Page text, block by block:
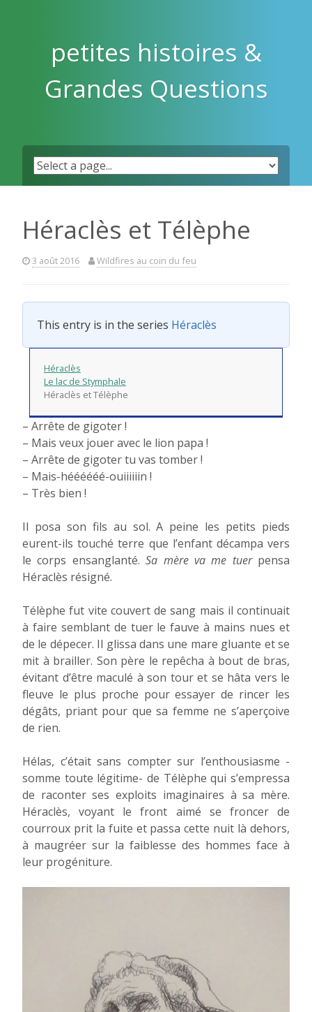
petites histoires &
Grandes Questions
Héraclès et Télèphe
3 août 2016 Wildfires au coin du feu
This entry is in the series Héraclès
Héraclès
Le lac de Stymphale
Héraclès et Télèphe
– Arrête de gigoter !
– Mais veux jouer avec le lion papa !
– Arrête de gigoter tu vas tomber !
– Mais-héééééé-ouiiiiiin !
– Très bien !
Il posa son fils au sol. A peine les petits pieds
eurent-ils touché terre que l’enfant décampa vers
le corps ensanglanté.Sa mère va me tuerpensa
Héraclès résigné.
Télèphe fut vite couvert de sang mais il continuait
à faire semblant de tuer le fauve à mains nues et
de le dépecer. Il glissa dans une mare gluante et se
mit à brailler. Son père le repêcha à bout de bras,
évitant d’être maculé à son tour et se hâta vers le
fleuve le plus proche pour essayer de rincer les
dégâts, priant pour que sa femme ne s’aperçoive
de rien.
Hélas, c’était sans compter sur l’enthousiasme -
somme toute légitime- de Télèphe qui s’empressa
de raconter ses exploits imaginaires à sa mère.
Héraclès, voyant le front aimé se froncer de
courroux prit la fuite et passa cette nuit là dehors,
à maugréer sur la faiblesse des hommes face à
leur progéniture.